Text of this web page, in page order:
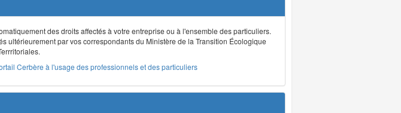
des droits affectés à votre entreprise ou à l'ensemble des particuliers.
ultérieurement par vos correspondants du Ministère de la Transition Écologique
Cerbère à l'usage des professionnels et des particuliers